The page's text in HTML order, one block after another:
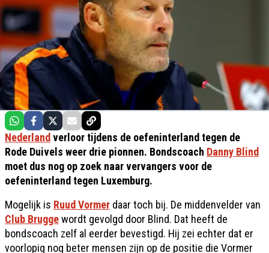
Nederland verloor tijdens de oefeninterland tegen de
Rode Duivels weer drie pionnen. Bondscoach Danny Blind
moet dus nog op zoek naar vervangers voor de
oefeninterland tegen Luxemburg.
Mogelijk is Ruud Vormer daar toch bij. De middenvelder van
Club Bruggewordt gevolgd door Blind. Dat heeft de
bondscoach zelf al eerder bevestigd. Hij zei echter dat er
voorlopig nog beter mensen zijn op de positie die Vormer